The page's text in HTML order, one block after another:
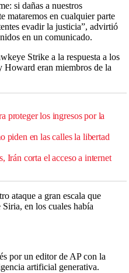
si dañas a nuestros
mataremos en cualquier parte
evadir la justicia”, advirtió
en un comunicado.
Strike a la respuesta a los
Howard eran miembros de la
proteger los ingresos por la
piden en las calles la libertad
Irán corta el acceso a internet
ataque a gran escala que
en los cuales había
por un editor de AP con la
artificial generativa.